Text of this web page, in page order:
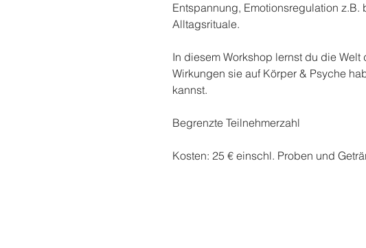
Entspannung, Emotionsregulation
Alltagsrituale.
In diesem Workshop lernst du die
Wirkungen sie auf Körper & Psyche
kannst.
Begrenzte Teilnehmerzahl
Kosten: 25 € einschl. Proben und